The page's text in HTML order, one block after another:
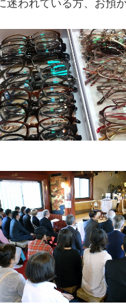
迷われている方、お預